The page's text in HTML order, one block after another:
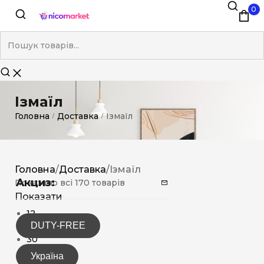
0
Ізмаїл
Головна / Доставка / Ізмаїл
Акциз:
DUTY-FREE
Україна
Головна/Доставка/ Ізмаїл
Показано всі 170 товарів
Показати
12
15
30